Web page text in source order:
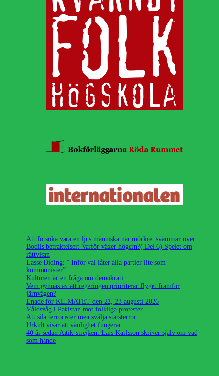
Att försöka vara en ljus människa när mörkret svämmar över
Bodils betraktelser: Varför växer högern?( Del 6) Spelet om
rättvisan
Lasse Diding: ” Inför val låter alla partier lite som
kommunister”
Kulturen är en fråga om demokrati
Vem gynnas av att regeringen prioriterar flyget framför
järnvägen?
Enade för KLIMATET den 22, 23 augusti 2026
Våldsvåg i Pakistan mot folkliga protester
Att sila terrorister men svälja statsterror
Urkult visar att vänlighet fungerar
40 år sedan Aitik-strejken: Lars Karlsson skriver själv om vad
som hände